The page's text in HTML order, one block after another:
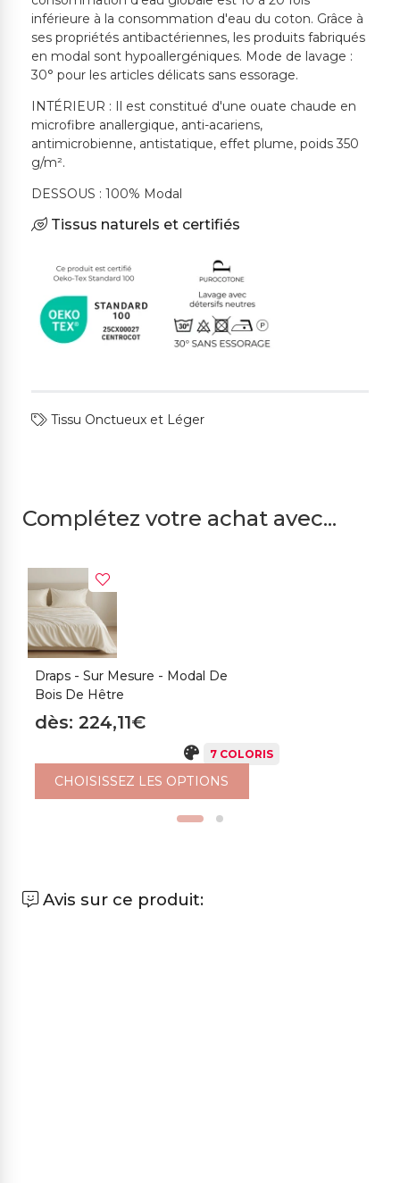
inférieure à la consommation d'eau du coton. Grâce à
ses propriétés antibactériennes, les produits fabriqués
en modal sont hypoallergéniques. Mode de lavage :
30° pour les articles délicats sans essorage.
INTÉRIEUR : Il est constitué d'une ouate chaude en
microfibre anallergique, anti-acariens,
antimicrobienne, antistatique, effet plume, poids 350
g/m².
DESSOUS : 100% Modal
Tissus naturels et certifiés
Tissu Onctueux et Léger
Complétez votre achat avec...
Draps - Sur Mesure - Modal De
Bois De Hêtre
dès: 224,11€
7 COLORIS
CHOISISSEZ LES OPTIONS
Avis sur ce produit: